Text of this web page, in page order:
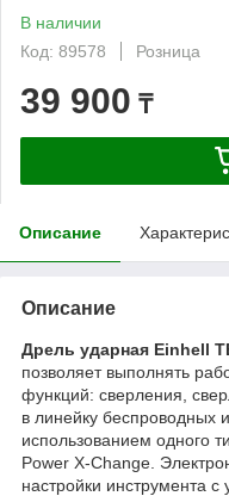
В наличии
Код: 89578
Розница
39 900 ₸
Описание
Описание
Дрель ударная Einhell
позволяет выполнять
функций: сверления,
в линейку беспроводных
использованием одного
Power X-Change.
настройки инструмента с